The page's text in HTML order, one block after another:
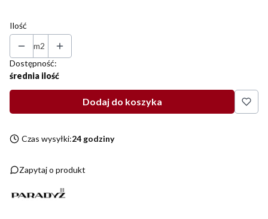
Ilość
m2
Dostępność:
średnia ilość
Dodaj do koszyka
Czas wysyłki:24 godziny
Zapytaj o produkt